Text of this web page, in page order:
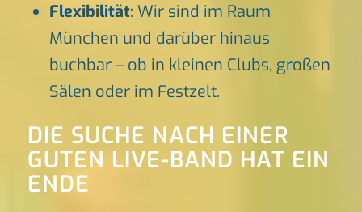
Flexibilität: Wir sind im Raum
München und darüber hinaus
buchbar – ob in kleinen Clubs, großen
Sälen oder im Festzelt.
DIE SUCHE NACH EINER
GUTEN LIVE-BAND HAT EIN
ENDE